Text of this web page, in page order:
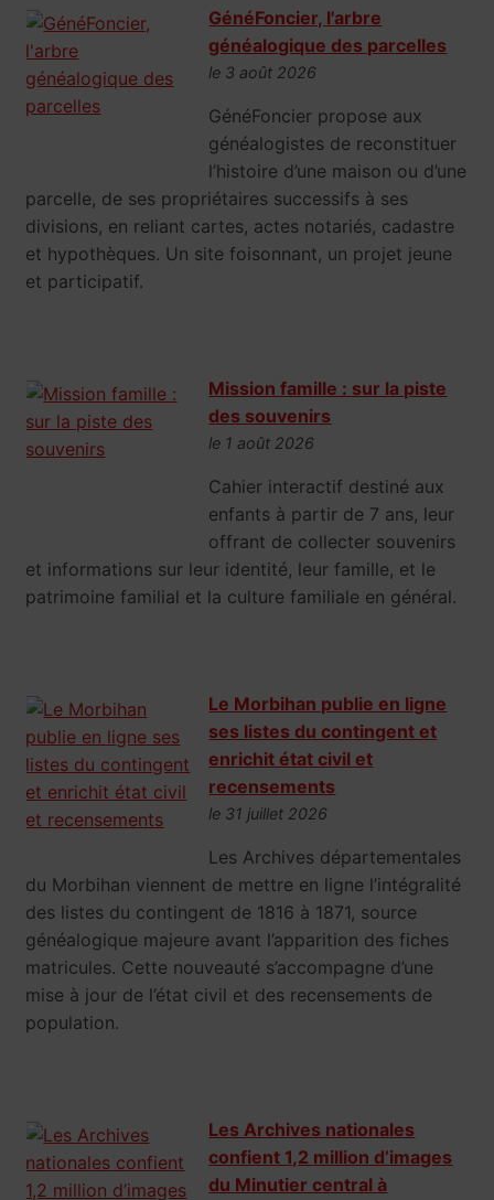
GénéFoncier, l'arbre
généalogique des parcelles
le 3 août 2026
GénéFoncier propose aux
généalogistes de reconstituer
l’histoire d’une maison ou d’une
parcelle, de ses propriétaires successifs à ses
divisions, en reliant cartes, actes notariés, cadastre
et hypothèques. Un site foisonnant, un projet jeune
et participatif.
Mission famille : sur la piste
des souvenirs
le 1 août 2026
Cahier interactif destiné aux
enfants à partir de 7 ans, leur
offrant de collecter souvenirs
et informations sur leur identité, leur famille, et le
patrimoine familial et la culture familiale en général.
Le Morbihan publie en ligne
ses listes du contingent et
enrichit état civil et
recensements
le 31 juillet 2026
Les Archives départementales
du Morbihan viennent de mettre en ligne l’intégralité
des listes du contingent de 1816 à 1871, source
généalogique majeure avant l’apparition des fiches
matricules. Cette nouveauté s’accompagne d’une
mise à jour de l’état civil et des recensements de
population.
Les Archives nationales
confient 1,2 million d’images
du Minutier central à